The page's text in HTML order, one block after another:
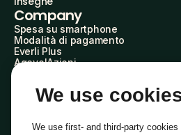
Company
Spesa su smartphone
Modalità di pagamento
Everli Plus
AgevolAzioni
Everli Shoppers
Scopri chi siamo
We use
We use first- and third-party